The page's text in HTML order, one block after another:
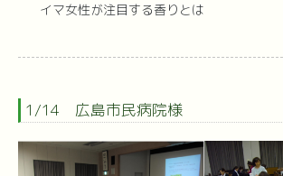
イマ女性が注目する香りとは
1/14 広島市民病院様